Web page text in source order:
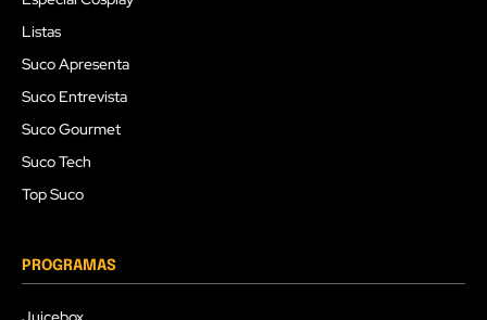
Listas
Suco Apresenta
Suco Entrevista
Suco Gourmet
Suco Tech
Top Suco
PROGRAMAS